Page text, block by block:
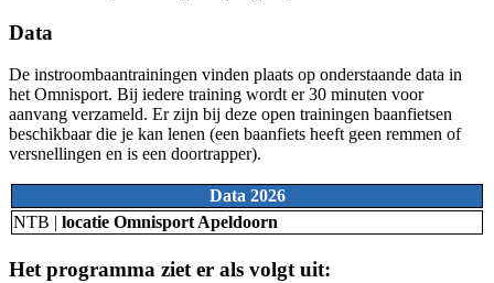
Data
De instroombaantrainingen vinden plaats op onderstaande data in
het Omnisport. Bij iedere training wordt er 30 minuten voor
aanvang verzameld. Er zijn bij deze open trainingen baanfietsen
beschikbaar die je kan lenen (een baanfiets heeft geen remmen of
versnellingen en is een doortrapper).
Data 2026
NTB | locatie Omnisport Apeldoorn
Het programma ziet er als volgt uit: